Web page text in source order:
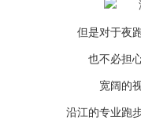
但是对于夜
也不必担
宽阔的
沿江的专业跑